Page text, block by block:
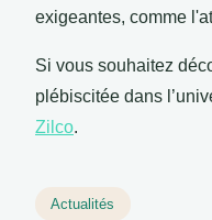
exigeantes, comme
Si vous souhaitez
plébiscitée dans
Zilco.
Actualités